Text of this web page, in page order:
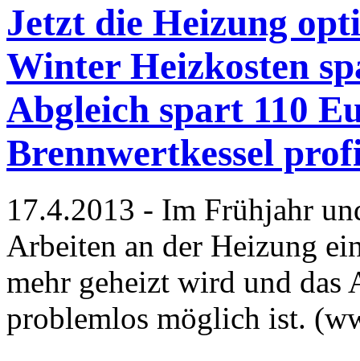
Jetzt die Heizung
Winter Heizkosten
Abgleich spart 110
Brennwertkessel
17.4.2013 - Im Frühjahr
Arbeiten an der Heizung
mehr geheizt wird und das
problemlos möglich ist.